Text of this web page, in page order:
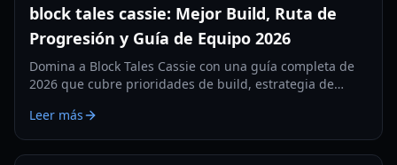
block tales cassie: Mejor Build, Ruta de
Progresión y Guía de Equipo 2026
Domina a Block Tales Cassie con una guía completa de
2026 que cubre prioridades de build, estrategia de
comunes que debes evitar.
Leer más